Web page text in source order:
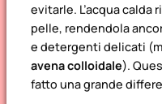
evitarle. L’acqua calda
pelle, rendendola
e detergenti delicati
avena colloidale).
fatto una grande